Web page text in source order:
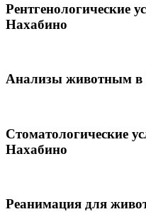
Рентгенологические
Нахабино
Анализы животным в
Стоматологические
Нахабино
Реанимация для